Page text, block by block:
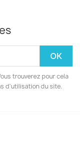
trouverez pour cela
d'utilisation du site.